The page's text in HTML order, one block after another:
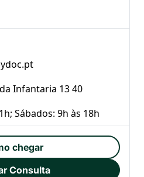
Infantaria 13 40
Sábados: 9h às 18h
chegar
Consulta